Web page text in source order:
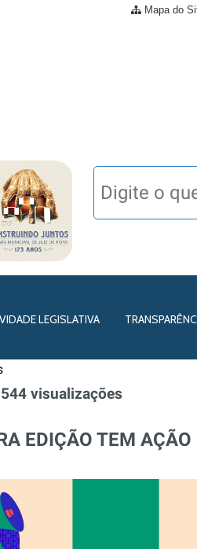
Mapa do
LEGISLATIVA
visualizações
EDIÇÃO TEM